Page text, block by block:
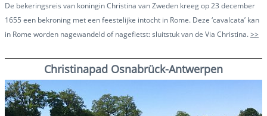
De bekeringsreis van koningin Christina van Zweden kreeg op 23 december
1655 een bekroning met een feestelijke intocht in Rome. Deze ‘cavalcata’ kan
in Rome worden nagewandeld of nagefietst: sluitstuk van de Via Christina.>>
Christinapad Osnabrück-Antwerpen